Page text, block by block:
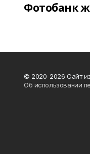
Фотобанк
© 2020-2026 Сайт
Об использовании